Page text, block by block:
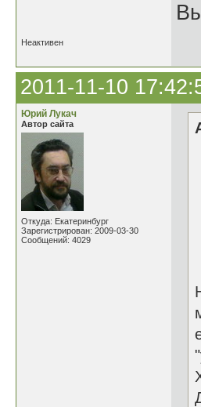
Неактивен
2011-11-10
Юрий Лукач
Автор сайта
Откуда: Екатеринбург
Зарегистрирован: 2009-03-30
Сообщений: 4029